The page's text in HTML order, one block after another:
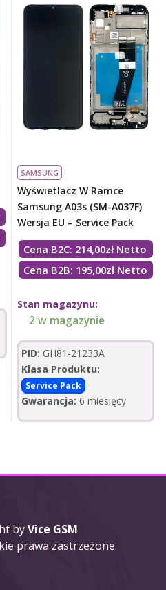
SAMSUNG
Wyświetlacz W Ramce
Samsung A03s (SM-A037F)
Wersja EU – Service Pack
Cena B2C: 214,00zł Netto
Cena B2B: 195,00zł Netto
Stan magazynu:
2 w magazynie
PID: GH81-21233A
Klasa Produktu:
Service Pack
Gwarancja: 6 miesięcy
byVice GSM
prawa zastrzeżone.